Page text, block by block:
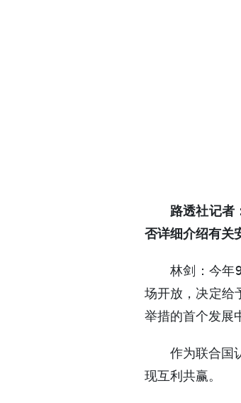
路透社记者
否详细介绍有关
林剑：今年
场开放，决定给
举措的首个发展
作为联合国
现互利共赢。